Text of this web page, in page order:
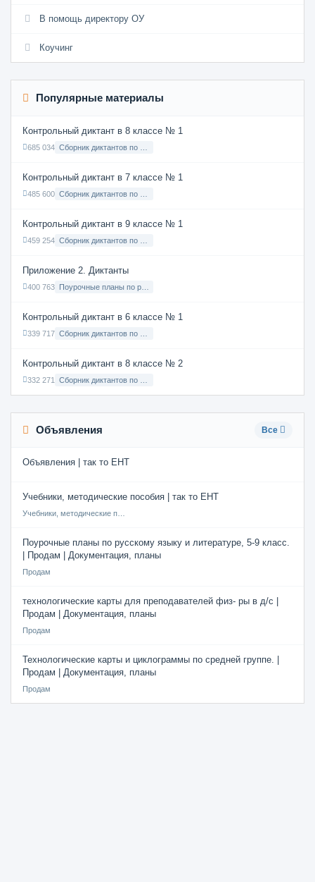
В помощь директору ОУ
Коучинг
Популярные материалы
Контрольный диктант в 8 классе № 1
685 034
Контрольный диктант в 7 классе № 1
485 600
Контрольный диктант в 9 классе № 1
459 254
Приложение 2. Диктанты
400 763
Контрольный диктант в 6 классе № 1
339 717
Контрольный диктант в 8 классе № 2
332 271
Объявления Все
Объявления | так то ЕНТ
Учебники, методические пособия | так то ЕНТ
Поурочные планы по русскому языку и литературе, 5-9 класс.
| Продам | Документация, планы
Продам
технологические карты для преподавателей физ- ры в д/с |
Продам | Документация, планы
Продам
Технологические карты и циклограммы по средней группе. |
Продам | Документация, планы
Продам